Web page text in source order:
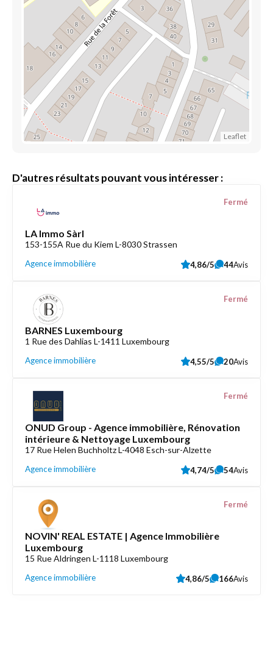
Leaflet
D'autres résultats pouvant vous intéresser :
LA Immo Sàrl
153-155A Rue du Kiem L-8030 Strassen
Agence immobilière
Fermé
4,86/5 44Avis
BARNES Luxembourg
1 Rue des Dahlias L-1411 Luxembourg
Agence immobilière
Fermé
4,55/5 20Avis
ONUD Group - Agence immobilière, Rénovation
intérieure & Nettoyage Luxembourg
17 Rue Helen Buchholtz L-4048 Esch-sur-Alzette
Agence immobilière
Fermé
4,74/5 54Avis
NOVIN' REAL ESTATE | Agence Immobilière
Luxembourg
15 Rue Aldringen L-1118 Luxembourg
Agence immobilière
Fermé
4,86/5 166Avis